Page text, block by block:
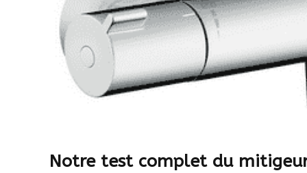
Notre test complet du